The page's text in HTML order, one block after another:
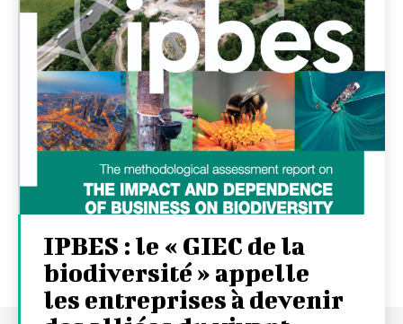
IPBES : le « GIEC de la
biodiversité » appelle
les entreprises à devenir